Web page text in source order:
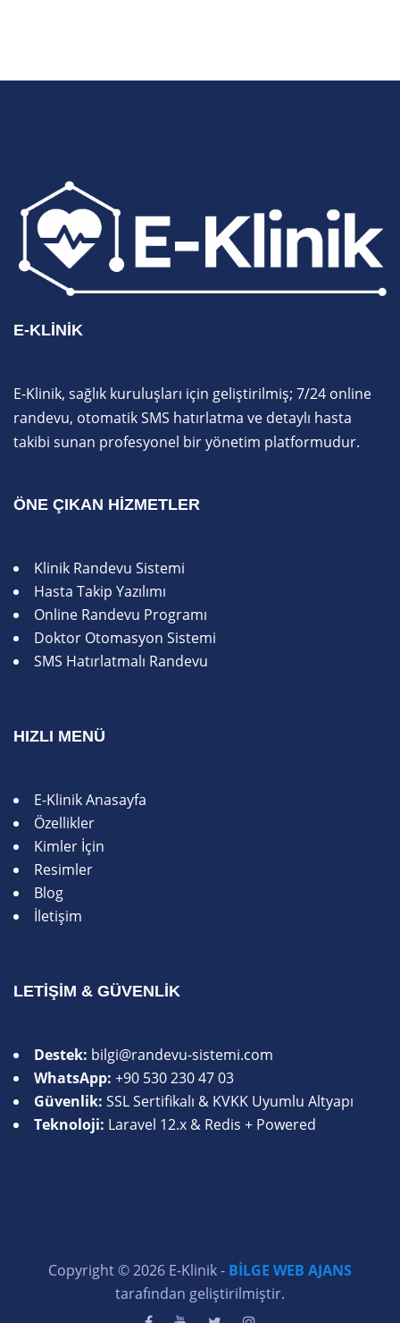
E-KLINIK
E-Klinik, sağlık kuruluşları için geliştirilmiş; 7/24 online
randevu, otomatik SMS hatırlatma ve detaylı hasta
takibi sunan profesyonel bir yönetim platformudur.
ÖNE ÇIKAN HIZMETLER
Klinik Randevu Sistemi
Hasta Takip Yazılımı
Online Randevu Programı
Doktor Otomasyon Sistemi
SMS Hatırlatmalı Randevu
HIZLI MENÜ
E-Klinik Anasayfa
Özellikler
Kimler İçin
Resimler
Blog
İletişim
LETIŞIM & GÜVENLIK
Destek: bilgi@randevu-sistemi.com
WhatsApp: +90 530 230 47 03
Güvenlik: SSL Sertifikalı & KVKK Uyumlu Altyapı
Teknoloji: Laravel 12.x & Redis + Powered
Copyright © 2026 E-Klinik - BILGE WEB AJANS
tarafından geliştirilmiştir.